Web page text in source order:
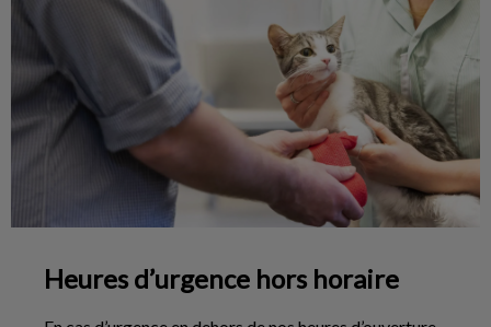
Heures d’urgence hors horaire